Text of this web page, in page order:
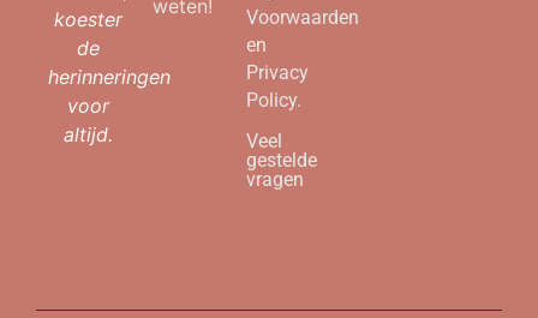
koester
de
herinneringen
voor
altijd.
weten!
Voorwaarden
en
Privacy
Policy.
Veel
gestelde
vragen